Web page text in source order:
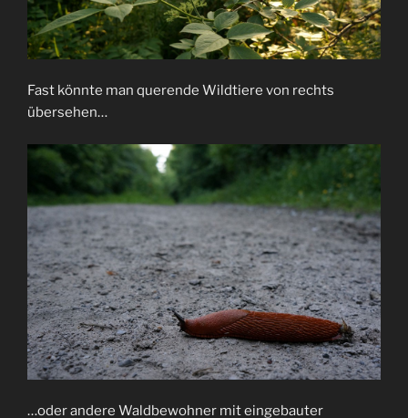
Fast könnte man querende Wildtiere von rechts
übersehen…
…oder andere Waldbewohner mit eingebauter